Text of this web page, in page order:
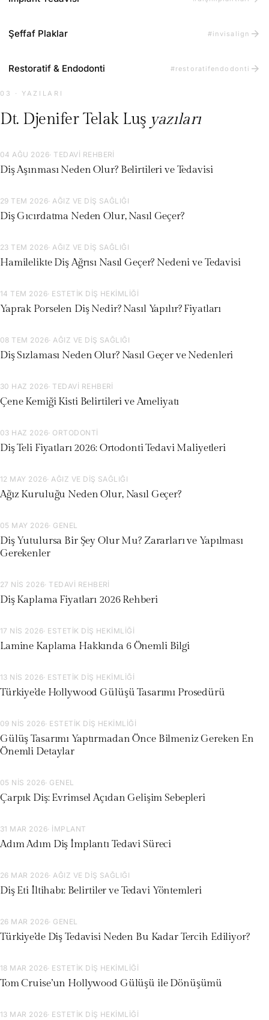
Şeffaf Plaklar #invisalign arrow_forward
Restoratif & Endodonti #restoratifendodonti arrow_forward
03 · YAZILARI
Dt. Djenifer Telak Luş yazıları
04 AĞU 2026· TEDAVI REHBERI
Diş Aşınması Neden Olur? Belirtileri ve Tedavisi
29 TEM 2026· AĞIZ VE DIŞ SAĞLIĞI
Diş Gıcırdatma Neden Olur, Nasıl Geçer?
23 TEM 2026· AĞIZ VE DIŞ SAĞLIĞI
Hamilelikte Diş Ağrısı Nasıl Geçer? Nedeni ve Tedavisi
14 TEM 2026· ESTETIK DIŞ HEKIMLIĞI
Yaprak Porselen Diş Nedir? Nasıl Yapılır? Fiyatları
08 TEM 2026· AĞIZ VE DIŞ SAĞLIĞI
Diş Sızlaması Neden Olur? Nasıl Geçer ve Nedenleri
30 HAZ 2026· TEDAVI REHBERI
Çene Kemiği Kisti Belirtileri ve Ameliyatı
03 HAZ 2026· ORTODONTI
Diş Teli Fiyatları 2026: Ortodonti Tedavi Maliyetleri
12 MAY 2026· AĞIZ VE DIŞ SAĞLIĞI
Ağız Kuruluğu Neden Olur, Nasıl Geçer?
05 MAY 2026· GENEL
Diş Yutulursa Bir Şey Olur Mu? Zararları ve Yapılması
Gerekenler
27 NIS 2026· TEDAVI REHBERI
Diş Kaplama Fiyatları 2026 Rehberi
17 NIS 2026· ESTETIK DIŞ HEKIMLIĞI
Lamine Kaplama Hakkında 6 Önemli Bilgi
13 NIS 2026· ESTETIK DIŞ HEKIMLIĞI
Türkiye’de Hollywood Gülüşü Tasarımı Prosedürü
09 NIS 2026· ESTETIK DIŞ HEKIMLIĞI
Gülüş Tasarımı Yaptırmadan Önce Bilmeniz Gereken En
Önemli Detaylar
05 NIS 2026· GENEL
Çarpık Diş: Evrimsel Açıdan Gelişim Sebepleri
31 MAR 2026· İMPLANT
Adım Adım Diş İmplantı Tedavi Süreci
26 MAR 2026· AĞIZ VE DIŞ SAĞLIĞI
Diş Eti İltihabı: Belirtiler ve Tedavi Yöntemleri
26 MAR 2026· GENEL
Türkiye’de Diş Tedavisi Neden Bu Kadar Tercih Ediliyor?
18 MAR 2026· ESTETIK DIŞ HEKIMLIĞI
Tom Cruise’un Hollywood Gülüşü ile Dönüşümü
13 MAR 2026· ESTETIK DIŞ HEKIMLIĞI